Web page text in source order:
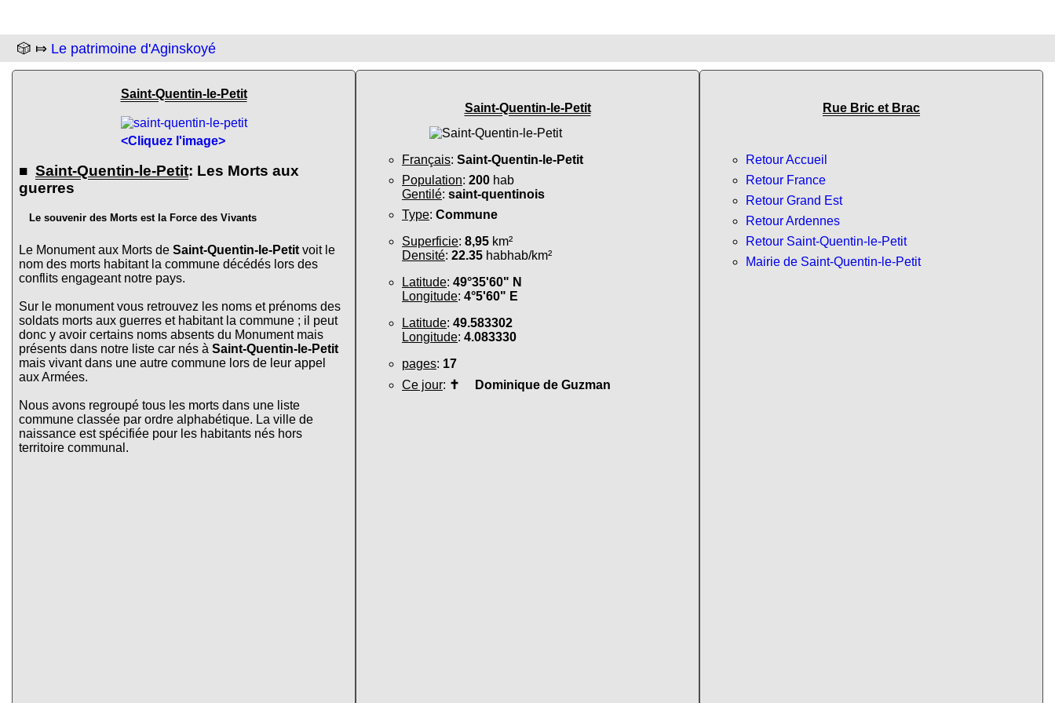
🎲 ⤇ Le patrimoine d'Aginskoyé
Saint-Quentin-le-Petit
<Cliquez l'image>
■ Saint-Quentin-le-Petit: Les Morts aux
guerres
Le souvenir des Morts est la Force des Vivants
Le Monument aux Morts de Saint-Quentin-le-Petit voit le
nom des morts habitant la commune décédés lors des
conflits engageant notre pays.
Sur le monument vous retrouvez les noms et prénoms des
soldats morts aux guerres et habitant la commune ; il peut
donc y avoir certains noms absents du Monument mais
présents dans notre liste car nés à Saint-Quentin-le-Petit
mais vivant dans une autre commune lors de leur appel
aux Armées.
Nous avons regroupé tous les morts dans une liste
commune classée par ordre alphabétique. La ville de
naissance est spécifiée pour les habitants nés hors
territoire communal.
Saint-Quentin-le-Petit
Français: Saint-Quentin-le-Petit
Population: 200 hab
Gentilé: saint-quentinois
Type: Commune
Superficie: 8,95 km²
Densité: 22.35 habhab/km²
Latitude: 49°35'60" N
Longitude: 4°5'60" E
Latitude: 49.583302
Longitude: 4.083330
pages: 17
Ce jour: ✝ Dominique de Guzman
Rue Bric et Brac
Retour Accueil
Retour France
Retour Grand Est
Retour Ardennes
Retour Saint-Quentin-le-Petit
Mairie de Saint-Quentin-le-Petit